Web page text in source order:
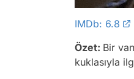
IMDb: 6.8
Özet: Bir
kuklasıyla